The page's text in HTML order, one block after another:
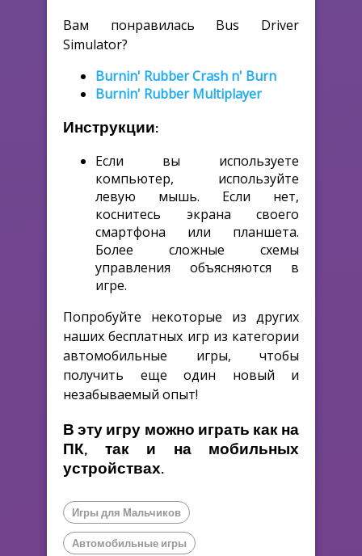
Вам понравилась Bus Driver
Simulator?
Burnin' Rubber Crash n' Burn
Burnin' Rubber Multiplayer
Инструкции:
Если вы используете
компьютер, используйте
левую мышь. Если нет,
коснитесь экрана своего
смартфона или планшета.
Более сложные схемы
управления объясняются в
игре.
Попробуйте некоторые из других
наших бесплатных игр из категории
автомобильные игры, чтобы
получить еще один новый и
незабываемый опыт!
В эту игру можно играть как на
ПК, так и на мобильных
устройствах.
Игры для Мальчиков
Автомобильные игры